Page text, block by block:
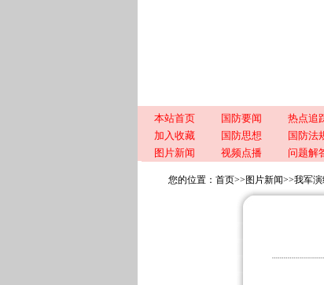
本站首页 国防要闻 热点追
加入收藏
国防思想 国防法
图片新闻
视频点播 问题解
您的位置： 首页>> 图片新闻>>我军